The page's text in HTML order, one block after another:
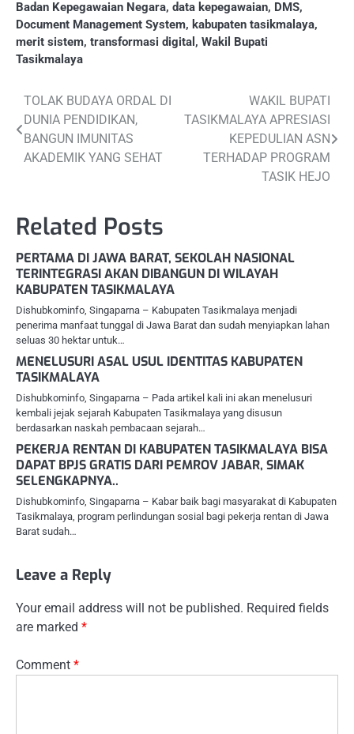
Badan Kepegawaian Negara, data kepegawaian, DMS,
Document Management System, kabupaten tasikmalaya,
merit sistem, transformasi digital , Wakil Bupati
Tasikmalaya
Post
navigation
TOLAK BUDAYA ORDAL DI
DUNIA PENDIDIKAN,
BANGUN IMUNITAS
AKADEMIK YANG SEHAT
WAKIL BUPATI
TASIKMALAYA APRESIASI
KEPEDULIAN ASN
TERHADAP PROGRAM
TASIK HEJO
Related Posts
PERTAMA DI JAWA BARAT, SEKOLAH NASIONAL
TERINTEGRASI AKAN DIBANGUN DI WILAYAH
KABUPATEN TASIKMALAYA
Dishubkominfo, Singaparna – Kabupaten Tasikmalaya menjadi
penerima manfaat tunggal di Jawa Barat dan sudah menyiapkan lahan
seluas 30 hektar untuk…
MENELUSURI ASAL USUL IDENTITAS KABUPATEN
TASIKMALAYA
Dishubkominfo, Singaparna – Pada artikel kali ini akan menelusuri
kembali jejak sejarah Kabupaten Tasikmalaya yang disusun
berdasarkan naskah pembacaan sejarah…
PEKERJA RENTAN DI KABUPATEN TASIKMALAYA BISA
DAPAT BPJS GRATIS DARI PEMROV JABAR, SIMAK
SELENGKAPNYA..
Dishubkominfo, Singaparna – Kabar baik bagi masyarakat di Kabupaten
Tasikmalaya, program perlindungan sosial bagi pekerja rentan di Jawa
Barat sudah…
Leave a Reply
Your email address will not be published. Required fields
are marked *
Comment *